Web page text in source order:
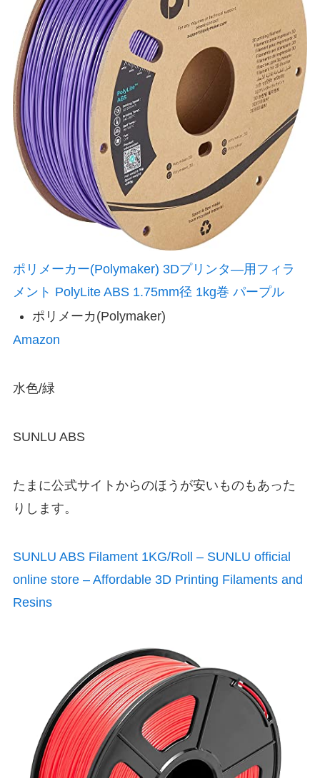
ポリメーカー(Polymaker) 3Dプリンタ―用フィラ
メント PolyLite ABS 1.75mm径 1kg巻 パープル
ポリメーカ(Polymaker)
Amazon
水色/緑
SUNLU ABS
たまに公式サイトからのほうが安いものもあった
りします。
SUNLU ABS Filament 1KG/Roll – SUNLU official
online store – Affordable 3D Printing Filaments and
Resins